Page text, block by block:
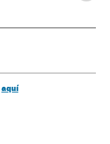
aquí